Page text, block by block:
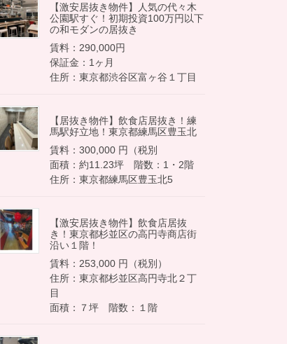
【激安居抜き物件】人気の代々木
公園駅すぐ！初期投資100万円以下
の和モダンの居抜き
賃料：290,000円
保証金：1ヶ月
住所：東京都渋谷区富ヶ谷１丁目
【居抜き物件】飲食店居抜き！練
馬駅好立地！東京都練馬区豊玉北
賃料：300,000 円（税別
面積：約11.23坪 階数：1・2階
住所：東京都練馬区豊玉北5
【激安居抜き物件】飲食店居抜
き！東京都杉並区の高円寺商店街
沿い１階！
賃料：253,000 円（税別）
住所：東京都杉並区高円寺北２丁
目
面積：７坪 階数：１階